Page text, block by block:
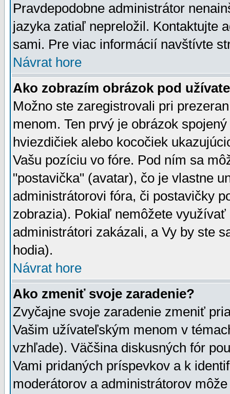
Pravdepodobne administrátor
jazyka zatiaľ nepreložil. Kontaktujte
sami. Pre viac informácií navštívte
Návrat hore
Ako zobrazím obrázok pod
Možno ste zaregistrovali pri
menom. Ten prvý je obrázok
hviezdičiek alebo kocočiek
Vašu pozíciu vo fóre. Pod ním sa
"postavička" (avatar), čo je vlastne
administrátorovi fóra, či postavičky
zobrazia). Pokiaľ nemôžete
administrátori zakázali, a Vy by ste
hodia).
Návrat hore
Ako zmeniť svoje zaradenie?
Zvyčajne svoje zaradenie zmeniť
Vašim užívateľským menom v
vzhľade). Väčšina diskusných fór
Vami pridaných príspevkov a k
moderátorov a administrátorov